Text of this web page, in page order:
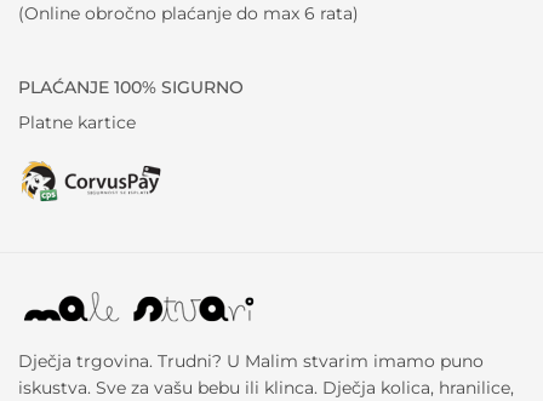
(Online obročno plaćanje do max 6 rata)
PLAĆANJE 100% SIGURNO
Platne kartice
Dječja trgovina. Trudni? U Malim stvarim imamo puno
iskustva. Sve za vašu bebu ili klinca. Dječja kolica, hranilice,